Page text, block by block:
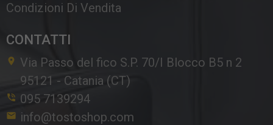
Condizioni Di Vendita
CONTATTI
Via Passo del fico S.P. 70/I Blocco B5 n 2
95121 - Catania (CT)
095 7139294
info@tostoshop.com